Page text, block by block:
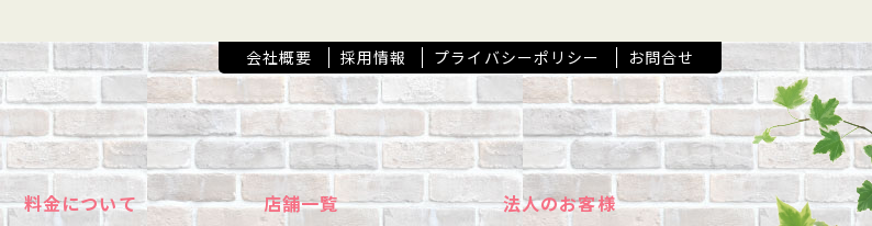
料金について 店舗一覧 法人のお客様
会社概要 採用情報 プライバシーポリシー お問合せ